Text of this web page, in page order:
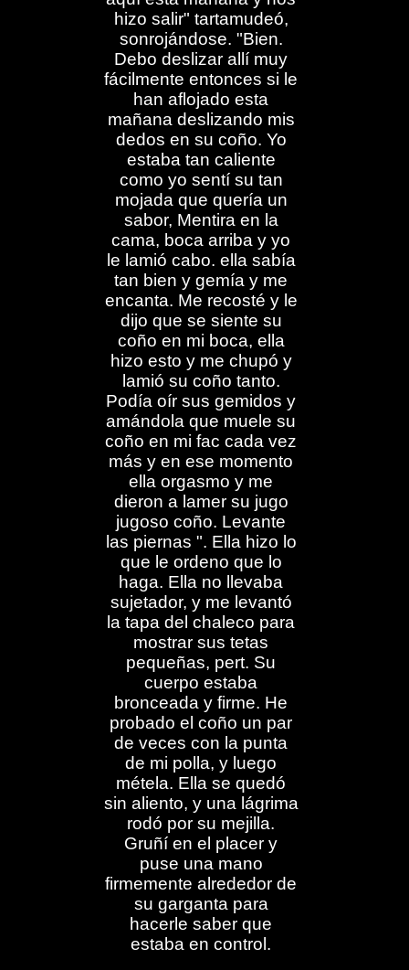
hizo salir" tartamudeó,
sonrojándose. "Bien.
Debo deslizar allí muy
fácilmente entonces si le
han aflojado esta
mañana deslizando mis
dedos en su coño. Yo
estaba tan caliente
como yo sentí su tan
mojada que quería un
sabor, Mentira en la
cama, boca arriba y yo
le lamió cabo. ella sabía
tan bien y gemía y me
encanta. Me recosté y le
dijo que se siente su
coño en mi boca, ella
hizo esto y me chupó y
lamió su coño tanto.
Podía oír sus gemidos y
amándola que muele su
coño en mi fac cada vez
más y en ese momento
ella orgasmo y me
dieron a lamer su jugo
jugoso coño. Levante
las piernas ". Ella hizo lo
que le ordeno que lo
haga. Ella no llevaba
sujetador, y me levantó
la tapa del chaleco para
mostrar sus tetas
pequeñas, pert. Su
cuerpo estaba
bronceada y firme. He
probado el coño un par
de veces con la punta
de mi polla, y luego
métela. Ella se quedó
sin aliento, y una lágrima
rodó por su mejilla.
Gruñí en el placer y
puse una mano
firmemente alrededor de
su garganta para
hacerle saber que
estaba en control.